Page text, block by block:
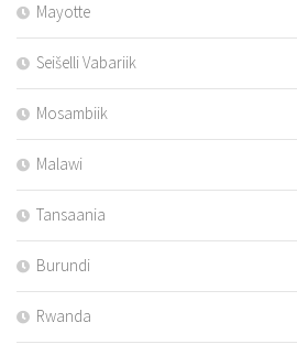
Mayotte
Seišelli Vabariik
Mosambiik
Malawi
Tansaania
Burundi
Rwanda